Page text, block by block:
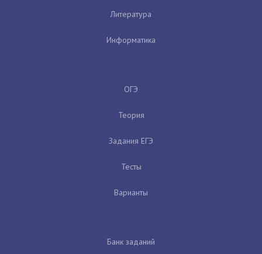
Литература
Информатика
ОГЭ
Теория
Задания ЕГЭ
Тесты
Варианты
Банк заданий